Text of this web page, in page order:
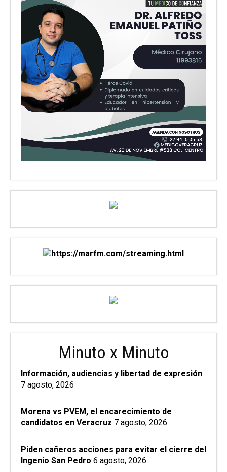
Minuto x Minuto
Información, audiencias y libertad de expresión
7 agosto, 2026
Morena vs PVEM, el encarecimiento de
candidatos en Veracruz 7 agosto, 2026
Piden cañeros acciones para evitar el cierre del
Ingenio San Pedro 6 agosto, 2026